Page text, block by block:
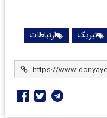
تبریک ارتباطات